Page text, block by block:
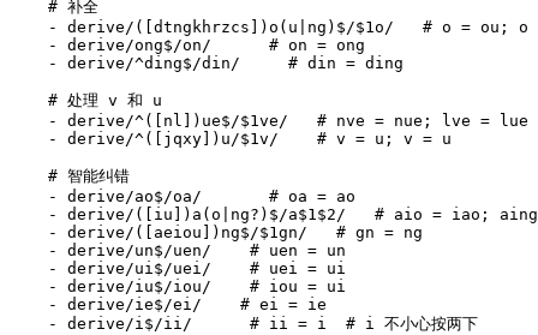
# 补全
- derive/([dtngkhrzcs])o(u|ng)$/$1o/
# o = ou; o
- derive/ong$/on/
# on = ong
- derive/^ding$/din/ # din = ding
# 处理 v 和 u
- derive/^([nl])ue$/$1ve/
# nve = nue; lve = lue
- derive/^([jqxy])u/$1v/ # v = u; v = u
# 智能纠错
- derive/ao$/oa/
# oa = ao
- derive/([iu])a(o|ng?)$/a$1$2/
# aio = iao; aing
- derive/([aeiou])ng$/$1gn/
# gn = ng
- derive/un$/uen/
# uen = un
- derive/ui$/uei/
# uei = ui
- derive/iu$/iou/
# iou = ui
- derive/ie$/ei/
# ei = ie
- derive/i$/ii/      # ii = i
# i 不小心按两下